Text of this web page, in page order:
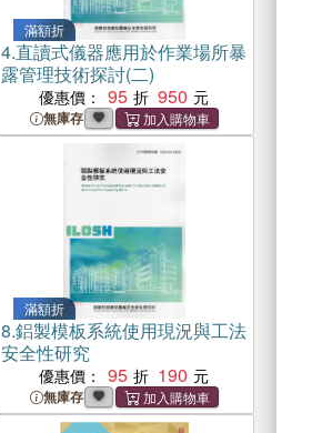
滿額折
4.直讀式儀器應用於作業場所暴
露管理技術探討(二)
優惠價： 95 950
無庫存
滿額折
8.鋁製模板系統使用現況與工法
安全性研究
優惠價： 95 190
無庫存